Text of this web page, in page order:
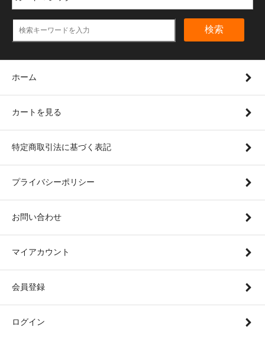
検索
ホーム
カートを見る
特定商取引法に基づく表記
プライバシーポリシー
お問い合わせ
マイアカウント
会員登録
ログイン